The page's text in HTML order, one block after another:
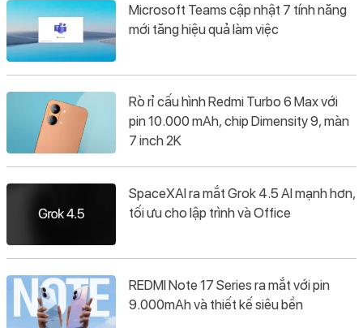
Microsoft Teams cập nhật 7 tính năng
mới tăng hiệu quả làm việc
Rò rỉ cấu hình Redmi Turbo 6 Max với
pin 10.000 mAh, chip Dimensity 9, màn
7 inch 2K
SpaceXAI ra mắt Grok 4.5 AI mạnh hơn,
tối ưu cho lập trình và Office
REDMI Note 17 Series ra mắt với pin
9.000mAh và thiết kế siêu bền